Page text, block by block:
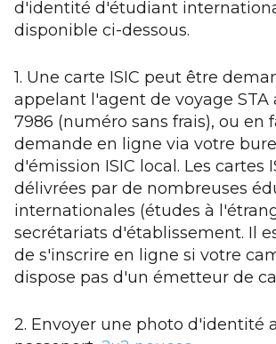
d'identité d'étudiant
disponible ci-dessous.
1. Une carte ISIC peut être
appelant l'agent de voyage STA
7986 (numéro sans frais), ou en
demande en ligne via votre
d'émission ISIC local. Les cartes
délivrées par de nombreuses
internationales (études à
secrétariats d'établissement. Il
de s'inscrire en ligne si votre
dispose pas d'un émetteur de
2. Envoyer une photo d'identité